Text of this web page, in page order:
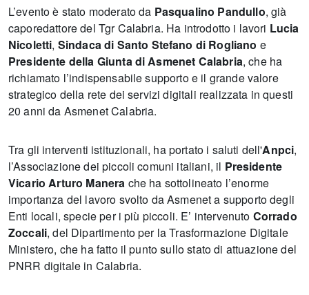
L’evento è stato moderato da Pasqualino Pandullo, già
caporedattore del Tgr Calabria. Ha introdotto i lavori Lucia
Nicoletti, Sindaca di Santo Stefano di Rogliano e
Presidente della Giunta di Asmenet Calabria, che ha
richiamato l’indispensabile supporto e il grande valore
strategico della rete dei servizi digitali realizzata in questi
20 anni da Asmenet Calabria.
Tra gli interventi istituzionali, ha portato i saluti dell'Anpci,
l’Associazione dei piccoli comuni italiani, il Presidente
Vicario Arturo Manera che ha sottolineato l’enorme
importanza del lavoro svolto da Asmenet a supporto degli
Enti locali, specie per i più piccoli. E’ intervenuto Corrado
Zoccali, del Dipartimento per la Trasformazione Digitale
Ministero, che ha fatto il punto sullo stato di attuazione del
PNRR digitale in Calabria.